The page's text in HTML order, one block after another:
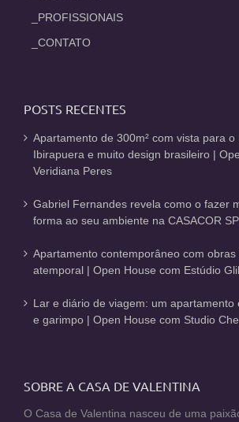
_PROFISSIONAIS
_CONTATO
POSTS RECENTES
Apartamento de 300m² com vista para o
Ibirapuera e muito design brasileiro |
Veridiana Peres
Gabriel Fernandes revela como o fazer
forma ao seu ambiente na CASACOR
Apartamento contemporâneo com
atemporal | Open House com Estúdio
Lar e diário de viagem: um apartamento
e garimpo | Open House com Studio
SOBRE A CASA DE VALENTINA
O Casa de Valentina nasceu de uma